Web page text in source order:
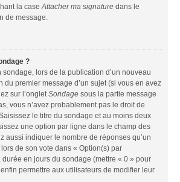
la caseAttacher ma signature dans le
de message.
?
sondage, lors de la publication d’un nouveau
du premier message d’un sujet (si vous en avez
sur l’ongletSondage sous la partie message
vous n’avez probablement pas le droit de
le titre du sondage et au moins deux
une option par ligne dans le champ des
aussi indiquer le nombre de réponses qu’un
de son vote dans « Option(s) par
durée en jours du sondage (mettre « 0 » pour
permettre aux utilisateurs de modifier leur